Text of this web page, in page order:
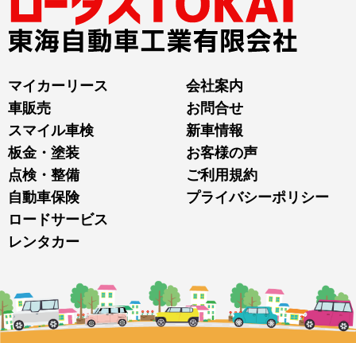
マイカーリース
車販売
スマイル車検
板金・塗装
点検・整備
自動車保険
ロードサービス
レンタカー
会社案内
お問合せ
新車情報
お客様の声
ご利用規約
プライバシーポリシー